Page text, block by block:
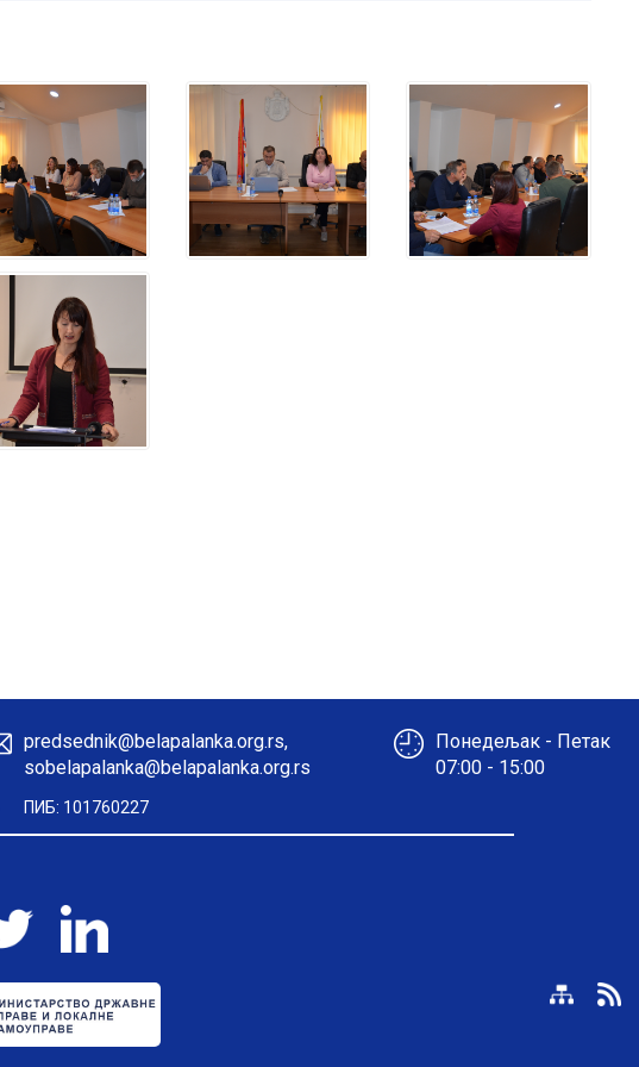
predsednik@belapalanka.org.rs,
sobelapalanka@belapalanka.org.rs
Понедељак - Петак
07:00 - 15:00
ПИБ: 101760227